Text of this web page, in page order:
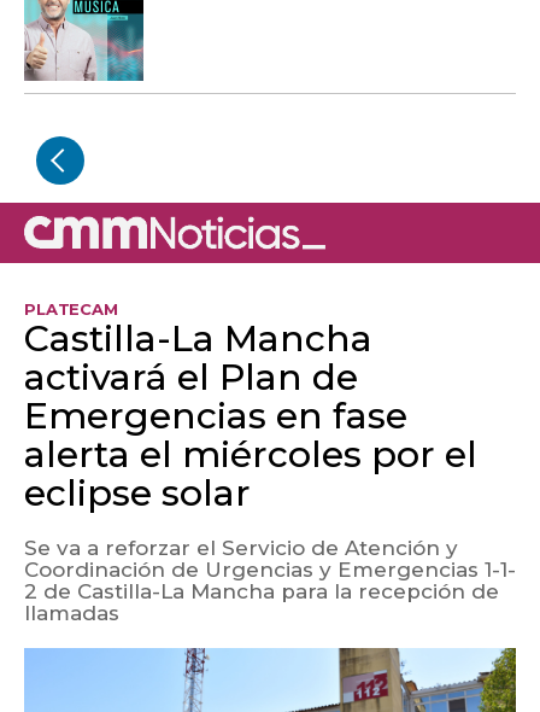
PLATECAM
Castilla-La Mancha
activará el Plan de
Emergencias en fase
alerta el miércoles por el
eclipse solar
Se va a reforzar el Servicio de Atención y
Coordinación de Urgencias y Emergencias 1-1-
2 de Castilla-La Mancha para la recepción de
llamadas